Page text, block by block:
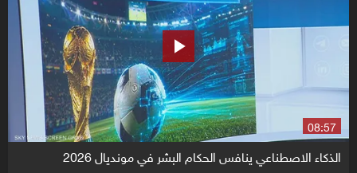
08:57
الذكاء الاصطناعي ينافس الحكام البشر في مونديال 2026